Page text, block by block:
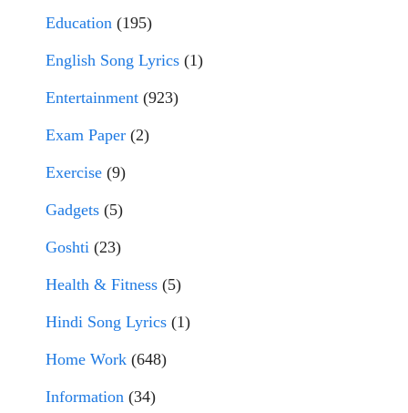
Education (195)
English Song Lyrics (1)
Entertainment (923)
Exam Paper (2)
Exercise (9)
Gadgets (5)
Goshti (23)
Health & Fitness (5)
Hindi Song Lyrics (1)
Home Work (648)
Information (34)